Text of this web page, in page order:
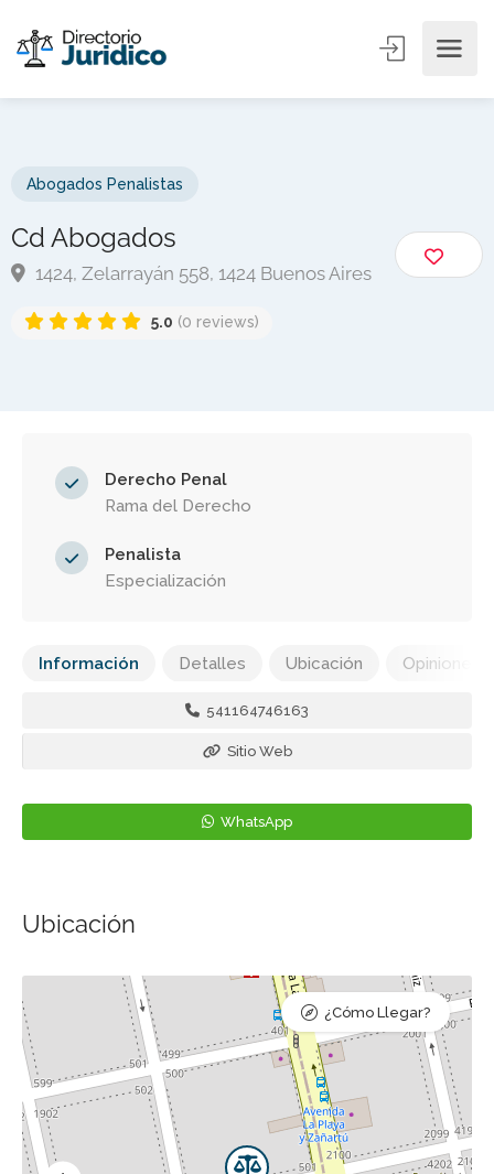
Abogados Penalistas
Cd Abogados
1424, Zelarrayán 558, 1424 Buenos Aires
5.0 (0 reviews)
Derecho Penal
Rama del Derecho
Penalista
Especialización
Información Detalles Ubicación Opiniones
541164746163
Sitio Web
WhatsApp
Ubicación
¿Cómo Llegar?